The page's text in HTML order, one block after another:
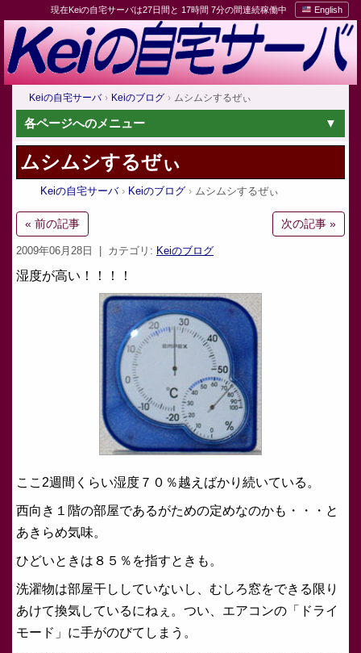
現在Keiの自宅サーバは27日間と 17時間 7分の間連続稼働中 English
Keiの自宅サーバ Keiのブログ ムシムシするぜぃ
各ページへのメニュー
ムシムシするぜぃ
Keiの自宅サーバ Keiのブログ ムシムシするぜぃ
« 前の記事 次の記事 »
2009年06月28日 | カテゴリ: Keiのブログ
湿度が高い！！！！
ここ2週間くらい湿度７０％越えばかり続いている。
西向き１階の部屋であるがための定めなのかも・・・と
あきらめ気味。
ひどいときは８５％を指すときも。
洗濯物は部屋干ししていないし、むしろ窓をできる限り
あけて換気しているにねぇ。つい、エアコンの「ドライ
モード」に手がのびてしまう。